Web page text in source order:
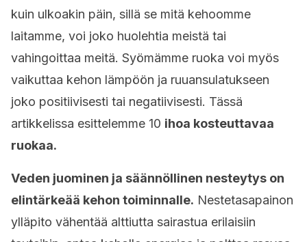
kuin ulkoakin päin, sillä se mitä kehoomme
laitamme, voi joko huolehtia meistä tai
vahingoittaa meitä. Syömämme ruoka voi myös
vaikuttaa kehon lämpöön ja ruuansulatukseen
joko positiivisesti tai negatiivisesti. Tässä
artikkelissa esittelemme 10 ihoa kosteuttavaa
ruokaa.
Veden juominen ja säännöllinen nesteytys on
elintärkeää kehon toiminnalle. Nestetasapainon
ylläpito vähentää alttiutta sairastua erilaisiin